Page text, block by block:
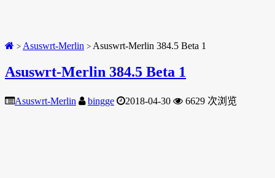
> Asuswrt-Merlin > Asuswrt-Merlin 384.5 Beta 1
Asuswrt-Merlin 384.5 Beta 1
Asuswrt-Merlin bingge 2018-04-30 6629 次浏览